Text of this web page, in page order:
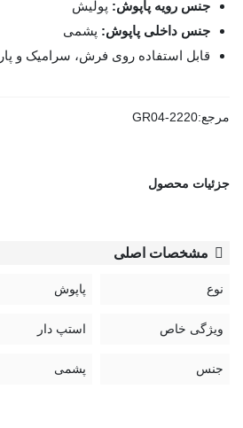
جنس رویه پاپوش: پولیش
جنس داخلی پاپوش: پشمی
قابل استفاده روی فرش، سرامیک و
مرجع:GR04-2220
جزئیات محصول
مشخصات اصلی
نوع پاپوش
ویژگی خاص استپ دار
جنس پشمی